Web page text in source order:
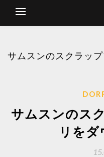
サムスンのスクラッ
サムスンのス
リをダ